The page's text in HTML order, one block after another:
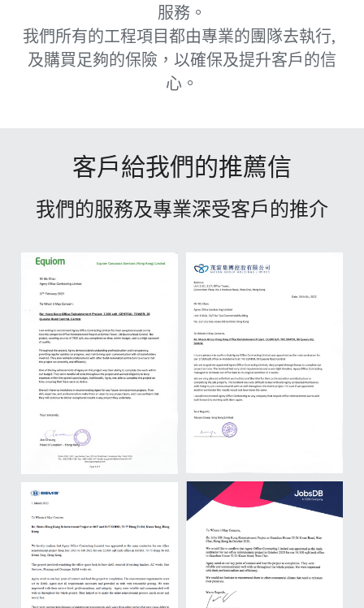
服務。
我們所有的工程項目都由專業的團隊去執行,
及購買足夠的保險，以確保及提升客戶的信
心。
客戶給我們的推薦信
我們的服務及專業深受客戶的推介